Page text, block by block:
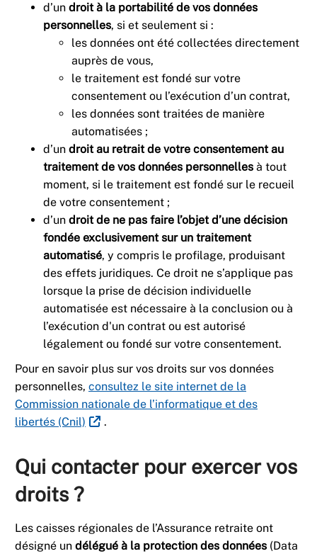
d’un droit à la portabilité de vos données
personnelles, si et seulement si :
les données ont été collectées directement
auprès de vous,
le traitement est fondé sur votre
consentement ou l’exécution d’un contrat,
les données sont traitées de manière
automatisées ;
d’un droit au retrait de votre consentement au
traitement de vos données personnelles à tout
moment, si le traitement est fondé sur le recueil
de votre consentement ;
d’un droit de ne pas faire l’objet d’une décision
fondée exclusivement sur un traitement
automatisé, y compris le profilage, produisant
des effets juridiques. Ce droit ne s’applique pas
lorsque la prise de décision individuelle
automatisée est nécessaire à la conclusion ou à
l’exécution d'un contrat ou est autorisé
légalement ou fondé sur votre consentement.
Pour en savoir plus sur vos droits sur vos données
personnelles, consultez le site internet de la
Commission nationale de l’informatique et des
libertés (Cnil)
.
Qui contacter pour exercer vos
droits ?
Les caisses régionales de l’Assurance retraite ont
désigné un délégué à la protection des données (Data